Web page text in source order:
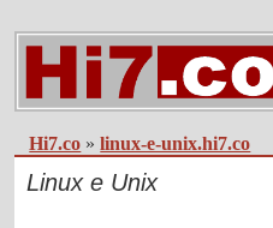
Hi7.co »linux-e-unix.hi7.co
Linux e Unix